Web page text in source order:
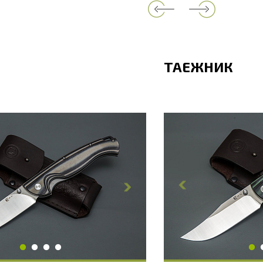
мм
228
мм
100
мм
25
мм
мм
мм
мм
HRC
ТАЕЖНИК
Общая длина, мм
Длина клинка, мм
Ширина клинка,
Толщина обуха,
Ширина рукояти,
Длина рукояти, мм
Толщина рукояти,
Твердость клинка,